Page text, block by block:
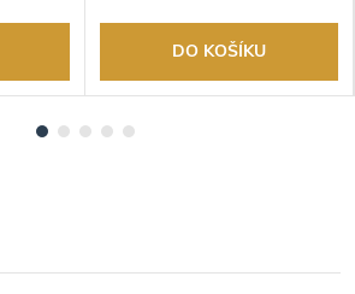
DO KOŠÍKU